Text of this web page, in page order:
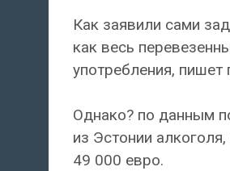
Как заявили сами
как весь
употребления,
Однако? по данным
из Эстонии
49 000 евро.